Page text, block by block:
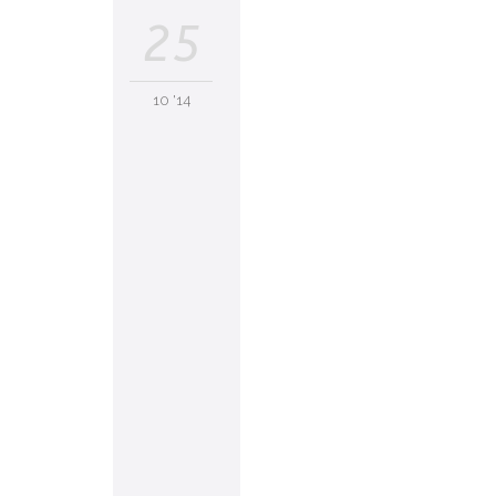
25
10 '14